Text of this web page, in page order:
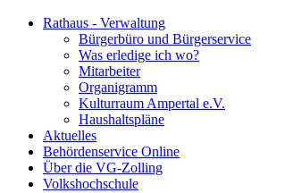
Rathaus - Verwaltung
Bürgerbüro und Bürgerservice
Was erledige ich wo?
Mitarbeiter
Organigramm
Kulturraum Ampertal e.V.
Haushaltspläne
Aktuelles
Behördenservice Online
Über die VG-Zolling
Volkshochschule